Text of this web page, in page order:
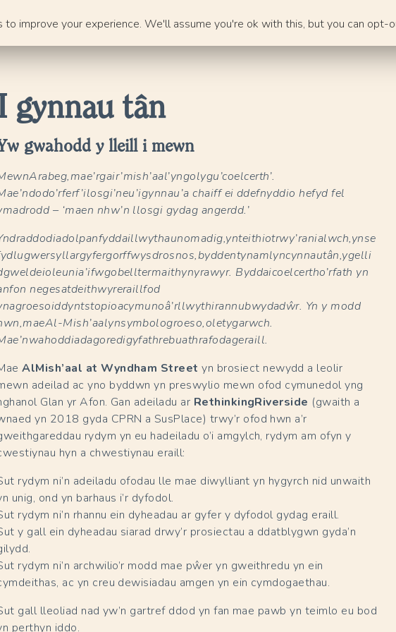
gynnau tân
gwahodd y lleill i mewn
chaiff ei ddefnyddio hefyd fel
– ‘maen nhw’n llosgi gydag angerdd.’
Byddaicoelcertho’rfath yn
negesatdeithwyreraillfod
Yn y modd
Mish’aalynsymbologroeso,oletygarwch.
AlMish’aal at Wyndham Street yn brosiect newydd a leolir
adeilad ac yno byddwn yn preswylio mewn ofod cymunedol yng
Glan yr Afon. Gan adeiladu ar RethinkingRiverside (gwaith a
yn 2018 gyda CPRN a SusPlace) trwy’r ofod hwn a’r
rydym yn eu hadeiladu o’i amgylch, rydym am ofyn y
hyn a chwestiynau eraill:
rydym ni’n adeiladu ofodau lle mae diwylliant yn hygyrch nid unwaith
unig, ond yn barhaus i’r dyfodol.
rydym ni’n rhannu ein dyheadau ar gyfer y dyfodol gydag eraill.
y gall ein dyheadau siarad drwy’r prosiectau a ddatblygwn gyda’n
rydym ni’n archwilio’r modd mae pŵer yn gweithredu yn ein
ac yn creu dewisiadau amgen yn ein cymdogaethau.
gall lleoliad nad yw’n gartref ddod yn fan mae pawb yn teimlo eu bod
perthyn iddo.
improve your experience. We'll assume you're ok with this, but you can opt-